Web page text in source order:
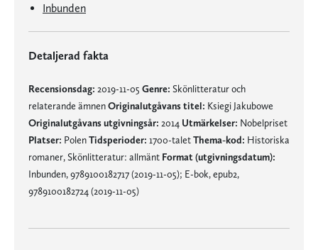
Inbunden
Detaljerad fakta
Recensionsdag: 2019-11-05 Genre: Skönlitteratur och
relaterande ämnenOriginalutgåvans titel: Ksiegi Jakubowe
Originalutgåvans utgivningsår: 2014 Utmärkelser: Nobelpriset
Platser: PolenTidsperioder: 1700-taletThema-kod: Historiska
romaner, Skönlitteratur: allmänt Format (utgivningsdatum):
Inbunden, 9789100182717 (2019-11-05); E-bok, epub2,
9789100182724 (2019-11-05)